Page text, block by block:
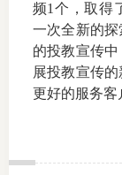
频1 个，取得
一次全新的
的投教宣传
展投教宣传
更好的服务客